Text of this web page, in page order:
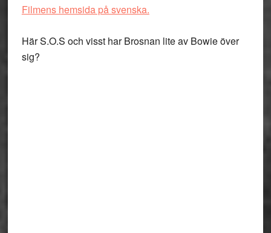
Filmens hemsida på svenska.
Här S.O.S och visst har Brosnan lite av Bowie över
sig?